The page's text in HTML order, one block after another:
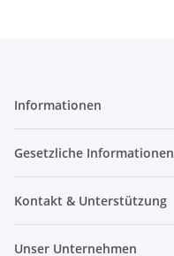
Informationen
Gesetzliche Informationen
Kontakt & Unterstützung
Unser Unternehmen